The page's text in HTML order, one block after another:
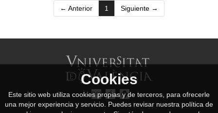
← Anterior 1 (current)
Siguiente →
Cookies
Este sitio web utiliza cookies propias y de terceros, para ofrecerle
una mejor experiencia y servicio. Puedes revisar nuestra política de